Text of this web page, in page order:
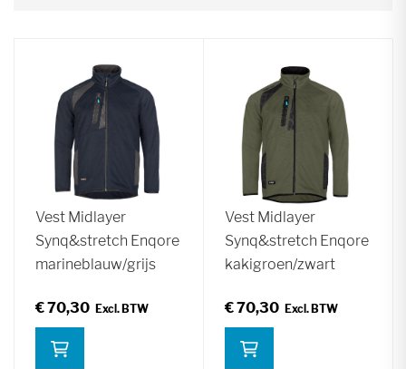
Vest Midlayer
Synq&stretch Enqore
marineblauw/grijs
€ 70,30
Vest Midlayer
Synq&stretch Enqore
kakigroen/zwart
€ 70,30